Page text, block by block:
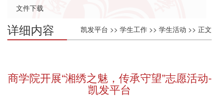
文件下载
凯发平台 >> 学生工作 >> 学生活动 >> 正文
详细内容
商学院开展“湘绣之魅，传承守望”志愿活动-
凯发平台